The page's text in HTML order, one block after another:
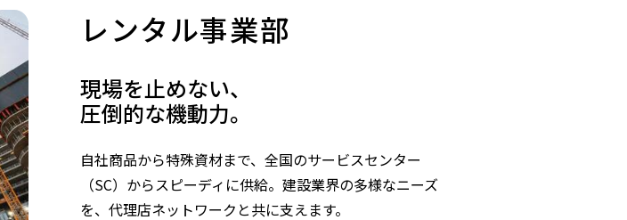
レンタル事業部
現場を止めない、
圧倒的な機動力。
自社商品から特殊資材まで、全国のサービスセンター
（SC）からスピーディに供給。建設業界の多様なニーズ
を、代理店ネットワークと共に支えます。